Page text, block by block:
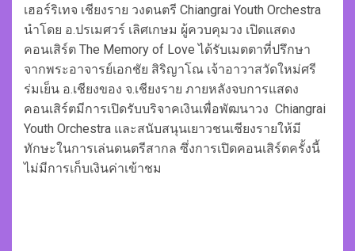
เฮอร์ริเทจ เชียงราย วงดนตรี Chiangrai Youth Orchestra
นำโดย อ.ปรเมศวร์ เลิศเกษม ผู้ควบคุมวง เปิดแสดง
คอนเสิร์ต The Memory of Love ได้รับเมตตาที่ปรึกษา
จากพระอาจารย์เอกชัย สิริญาโณ เจ้าอาวาสวัดใหม่ศรี
ร่มเย็น อ.เชียงของ จ.เชียงราย ภายหลังจบการแสดง
คอนเสิร์ตมีการเปิดรับบริจาคเงินเพื่อพัฒนาวง Chiangrai
Youth Orchestra และสนับสนุนเยาวชนเชียงรายให้มี
ทักษะในการเล่นดนตรีสากล ซึ่งการเปิดคอนเสิร์ตครั้งนี้
ไม่มีการเก็บเงินค่าเข้าชม